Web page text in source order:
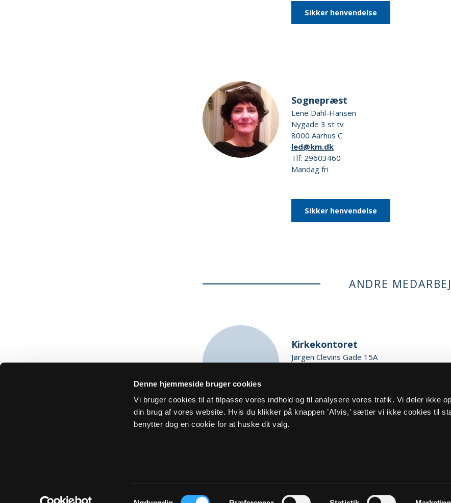
Denne hjemmeside bruger cookies
Vi bruger cookies til at tilpasse vores indhold og til analysere vores trafik. Vi deler ikke
din brug af vores website. Hvis du klikker på knappen ’Afvis,’ sætter vi ikke cookies til
benytter dog en cookie for at huske dit valg.
Samtykkevalg
Sikker henvendelse
Sognepræst
Lene Dahl-Hansen
Nygade 3 st tv
8000 Aarhus C
led@km.dk
Tlf: 29603460
Mandag fri
Sikker henvendelse
ANDRE
Kirkekontoret
Jørgen Clevins Gade 15A
51811344
Mandag til fredag 9 til 13